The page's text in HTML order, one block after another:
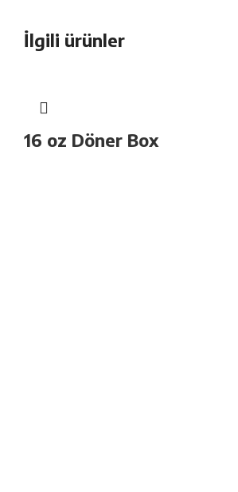
İlgili ürünler
16 oz Döner Box